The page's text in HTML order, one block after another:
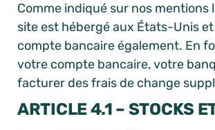
Comme indiqué sur nos mentions
site est hébergé aux États-Unis
compte bancaire également. En
votre compte bancaire, votre
facturer des frais de change
ARTICLE 4.1 – STOCKS